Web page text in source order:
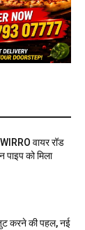
वायर रॉड
को मिला
करने की पहल, नई